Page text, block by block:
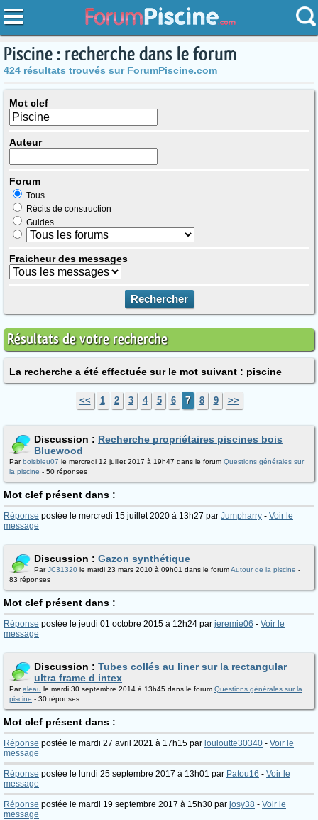
Piscine : recherche dans le forum
424 résultats trouvés sur ForumPiscine.com
Mot clef
Auteur
Forum
Tous
Récits de construction
Guides
Fraicheur des messages
Résultats de votre recherche
La recherche a été effectuée sur le mot suivant : piscine
<< 1 2 3 4 5 6 7 8 9 >>
Discussion : Recherche propriétaires piscines bois
Bluewood
Parboisbleu07 le mercredi 12 juillet 2017 à 19h47 dans le forum Questions générales sur
la piscine - 50 réponses
Mot clef présent dans :
Réponse postée le mercredi 15 juillet 2020 à 13h27 par Jumpharry - Voir le
message
Discussion : Gazon synthétique
ParJC31320 le mardi 23 mars 2010 à 09h01 dans le forumAutour de la piscine -
83 réponses
Mot clef présent dans :
Réponse postée le jeudi 01 octobre 2015 à 12h24 par jeremie06 - Voir le
message
Discussion : Tubes collés au liner sur la rectangular
ultra frame d intex
Paraleau le mardi 30 septembre 2014 à 13h45 dans le forum Questions générales sur la
piscine - 30 réponses
Mot clef présent dans :
Réponse postée le mardi 27 avril 2021 à 17h15 par louloutte30340 - Voir le
message
Réponse postée le lundi 25 septembre 2017 à 13h01 par Patou16 - Voir le
message
Réponse postée le mardi 19 septembre 2017 à 15h30 par josy38 - Voir le
message